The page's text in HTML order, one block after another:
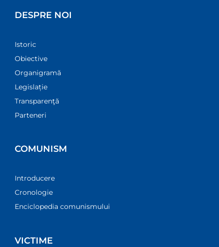
DESPRE NOI
Istoric
Obiective
Organigramă
Legislație
Transparenţă
Parteneri
COMUNISM
Introducere
Cronologie
Enciclopedia comunismului
VICTIME